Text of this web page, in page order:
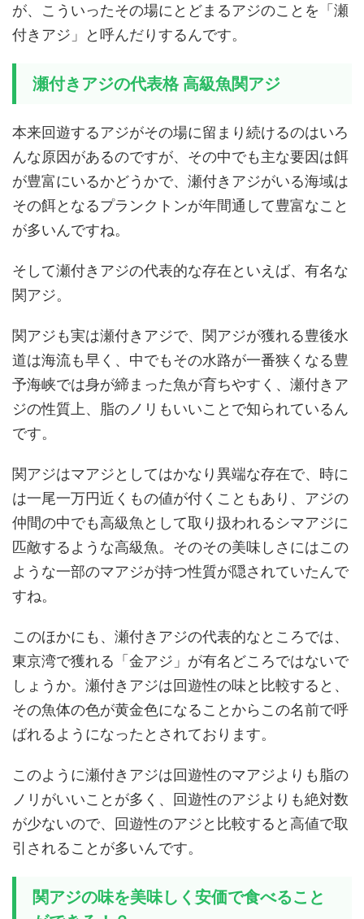
が、こういったその場にとどまるアジのことを「瀬
付きアジ」と呼んだりするんです。
瀬付きアジの代表格 高級魚関アジ
本来回遊するアジがその場に留まり続けるのはいろ
んな原因があるのですが、その中でも主な要因は餌
が豊富にいるかどうかで、瀬付きアジがいる海域は
その餌となるプランクトンが年間通して豊富なこと
が多いんですね。
そして瀬付きアジの代表的な存在といえば、有名な
関アジ。
関アジも実は瀬付きアジで、関アジが獲れる豊後水
道は海流も早く、中でもその水路が一番狭くなる豊
予海峡では身が締まった魚が育ちやすく、瀬付きア
ジの性質上、脂のノリもいいことで知られているん
です。
関アジはマアジとしてはかなり異端な存在で、時に
は一尾一万円近くもの値が付くこともあり、アジの
仲間の中でも高級魚として取り扱われるシマアジに
匹敵するような高級魚。そのその美味しさにはこの
ような一部のマアジが持つ性質が隠されていたんで
すね。
このほかにも、瀬付きアジの代表的なところでは、
東京湾で獲れる「金アジ」が有名どころではないで
しょうか。瀬付きアジは回遊性の味と比較すると、
その魚体の色が黄金色になることからこの名前で呼
ばれるようになったとされております。
このように瀬付きアジは回遊性のマアジよりも脂の
ノリがいいことが多く、回遊性のアジよりも絶対数
が少ないので、回遊性のアジと比較すると高値で取
引されることが多いんです。
関アジの味を美味しく安価で食べること